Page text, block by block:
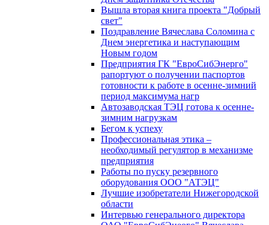
Вышла вторая книга проекта "Добрый
свет"
Поздравление Вячеслава Соломина с
Днем энергетика и наступающим
Новым годом
Предприятия ГК "ЕвроСибЭнерго"
рапортуют о получении паспортов
готовности к работе в осенне-зимний
период максимума нагр
Автозаводская ТЭЦ готова к осенне-
зимним нагрузкам
Бегом к успеху
Профессиональная этика –
необходимый регулятор в механизме
предприятия
Работы по пуску резервного
оборудования ООО "АТЭЦ"
Лучшие изобретатели Нижегородской
области
Интервью генерального директора